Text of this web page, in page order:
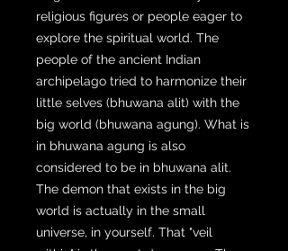
religious figures or people eager to
explore the spiritual world. The
people of the ancient Indian
archipelago tried to harmonize their
little selves (bhuwana alit) with the
big world (bhuwana agung). What is
in bhuwana agung is also
considered to be in bhuwana alit.
The demon that exists in the big
world is actually in the small
universe, in yourself. That "veil